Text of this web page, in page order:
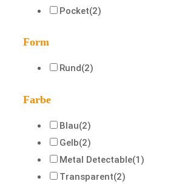
Pocket(2)
Form
Rund(2)
Farbe
Blau(2)
Gelb(2)
Metal Detectable(1)
Transparent(2)